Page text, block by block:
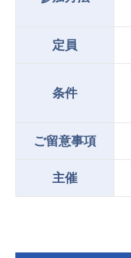
定員
条件
ご留意事項
主催